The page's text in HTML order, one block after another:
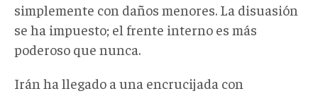
simplemente con daños menores. La disuasión
se ha impuesto; el frente interno es más
poderoso que nunca.
Irán ha llegado a una encrucijada con